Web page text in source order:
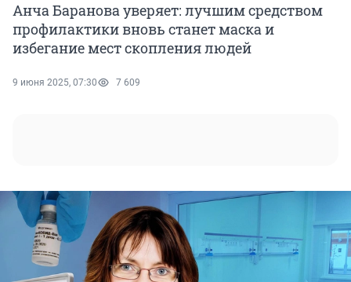
Анча Баранова уверяет: лучшим средством
профилактики вновь станет маска и
избегание мест скопления людей
9 июня 2025, 07:30 7 609